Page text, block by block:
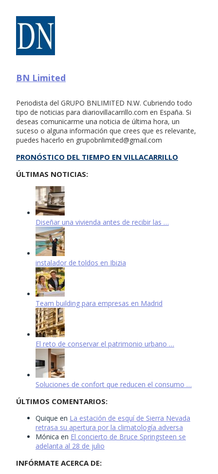
BN Limited
Periodista del GRUPO BNLIMITED N.W. Cubriendo todo
tipo de noticias para diariovillacarrillo.com en España. Si
deseas comunicarme una noticia de última hora, un
suceso o alguna información que crees que es relevante,
puedes hacerlo en grupobnlimited@gmail.com
PRONÓSTICO DEL TIEMPO EN VILLACARRILLO
ÚLTIMAS NOTICIAS:
Diseñar una vivienda antes de recibir las …
instalador de toldos en Ibizia
Team building para empresas en Madrid
El reto de conservar el patrimonio urbano …
Soluciones de confort que reducen el consumo …
ÚLTIMOS COMENTARIOS:
Quique en La estación de esquí de Sierra Nevada
retrasa su apertura por la climatología adversa
Mónica en El concierto de Bruce Springsteen se
adelanta al 28 de julio
INFÓRMATE ACERCA DE: